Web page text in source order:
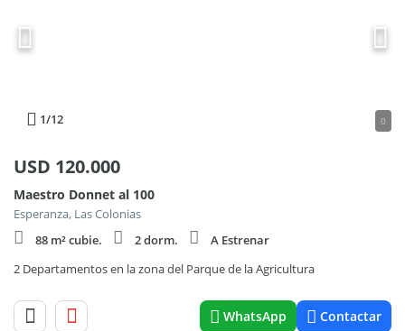
1/12 0
USD 120.000
Maestro Donnet al 100
Esperanza, Las Colonias
88 m² cubie.
2 dorm.
A Estrenar
2 Departamentos en la zona del Parque de la Agricultura
WhatsApp Contactar